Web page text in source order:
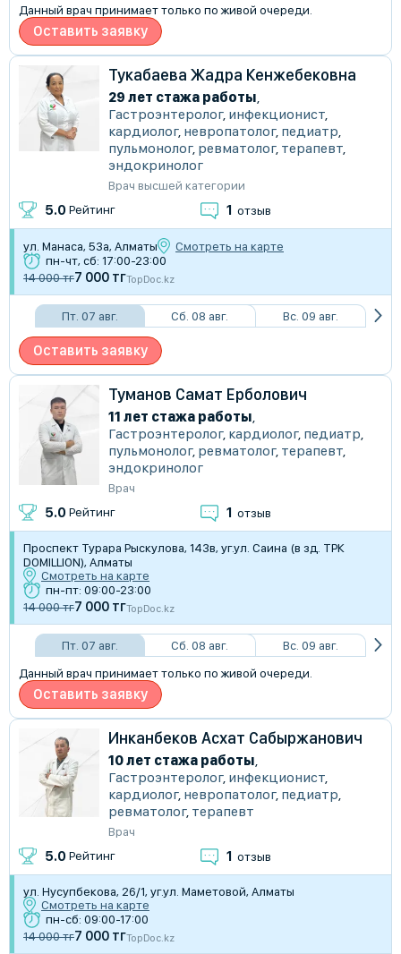
Данный врач принимает только по живой очереди.
Оставить заявку
Тукабаева Жадра Кенжебековна
29 лет стажа работы,
Гастроэнтеролог, инфекционист,
кардиолог, невропатолог, педиатр,
пульмонолог, ревматолог, терапевт,
эндокринолог
Врач высшей категории
5.0 Рейтинг 1 отзыв
ул. Манаса, 53а, Алматы
Смотреть на карте
пн-чт, сб: 17:00-23:00
14 000 тг7 000 тгTopDoc.kz
Пт. 07 авг. Сб. 08 авг. Вс. 09 авг.
Оставить заявку
Туманов Самат Ерболович
11 лет стажа работы,
Гастроэнтеролог, кардиолог, педиатр,
пульмонолог, ревматолог, терапевт,
эндокринолог
Врач
5.0 Рейтинг 1 отзыв
Проспект Турара Рыскулова, 143в, уг.ул. Саина (в зд. ТРК
DOMILLION), Алматы
Смотреть на карте
пн-пт: 09:00-23:00
14 000 тг7 000 тгTopDoc.kz
Пт. 07 авг. Сб. 08 авг.
Вс. 09 авг.
Данный врач принимает только по живой очереди.
Оставить заявку
Инканбеков Асхат Сабыржанович
10 лет стажа работы,
Гастроэнтеролог, инфекционист,
кардиолог, невропатолог, педиатр,
ревматолог, терапевт
Врач
5.0 Рейтинг 1 отзыв
ул. Нусупбекова, 26/1, уг.ул. Маметовой, Алматы
Смотреть на карте
пн-сб: 09:00-17:00
14 000 тг7 000 тгTopDoc.kz